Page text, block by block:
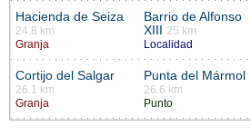
Hacienda de Seiza
24.8 km
Granja
Barrio de Alfonso
XIII
25 km
Localidad
Cortijo del Salgar
26.1 km
Granja
Punta del Mármol
26.6 km
Punto